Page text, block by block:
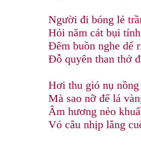
Người đi bóng lẻ
Hỏi năm cát bụi
Đêm buồn nghe dế
Đỗ quyên than thở
Hơi thu gió nụ nồng
Mà sao nỡ để lá
Âm hương nẻo
Vó câu nhịp lẳng